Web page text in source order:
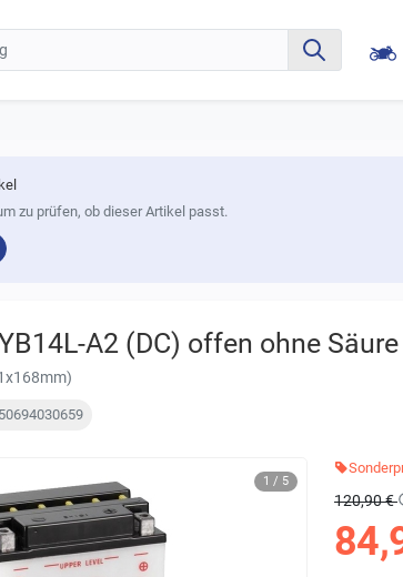
zu prüfen, ob dieser Artikel passt.
A2 (DC) offen ohne Säure
1 / 5
120,90 €